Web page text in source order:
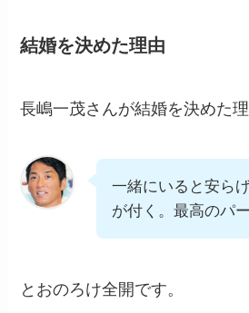
結婚を決めた理由
長嶋一茂さんが結婚を決めた理
一緒にいると安ら
が付く。最高のパ
とおのろけ全開です。